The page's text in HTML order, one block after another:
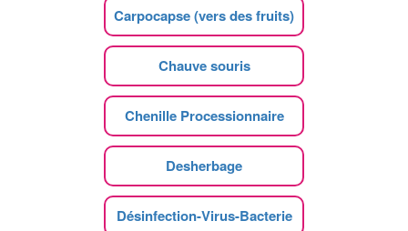
Carpocapse (vers des fruits)
Chauve souris
Chenille Processionnaire
Desherbage
Désinfection-Virus-Bacterie